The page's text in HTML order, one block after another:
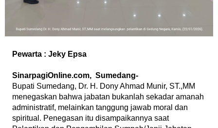
Pewarta : Jeky Epsa
‎SinarpagiOnline.com, Sumedang-
‎Bupati Sumedang, Dr. H. Dony Ahmad Munir, ST.,MM
menegaskan bahwa jabatan bukanlah sekadar amanah
administratif, melainkan tanggung jawab moral dan
spiritual. Penegasan itu disampaikannya saat